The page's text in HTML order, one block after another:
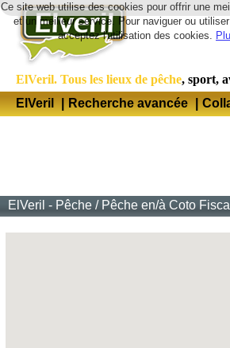
Ce site web utilise des cookies pour offrir une
et un meilleur service. Pour naviguer ou
acceptez l'utilisation des cookies.
ElVeril. Tous les lieux de pêche, sport,
ElVeril
| Recherche avancée |
ElVeril - Pêche / Pêche en/à Coto